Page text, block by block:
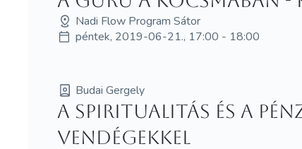
Nadi Flow Program Sátor
péntek, 2019-06-21., 17:00 - 18:00
Budai Gergely
A spiritualitás és a
vendégekkel